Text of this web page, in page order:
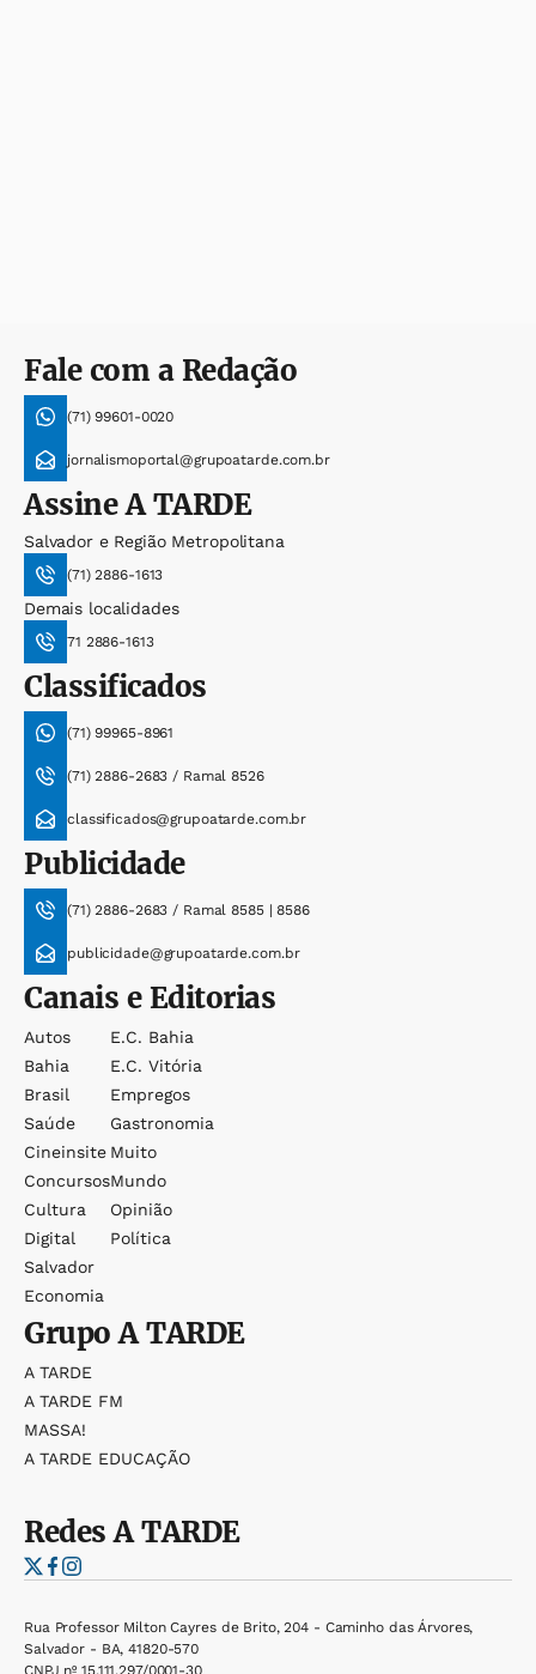
Fale com a Redação
(71) 99601-0020
jornalismoportal@grupoatarde.com.br
AssineA TARDE
Salvador e Região Metropolitana
(71) 2886-1613
Demais localidades
71 2886-1613
Classificados
(71) 99965-8961
(71) 2886-2683 / Ramal 8526
classificados@grupoatarde.com.br
Publicidade
(71) 2886-2683 / Ramal 8585 | 8586
publicidade@grupoatarde.com.br
Canais e Editorias
Autos
Bahia
Brasil
Saúde
Cineinsite
Concursos
Cultura
Digital
Salvador
Economia
E.c. Bahia
E.c. Vitória
Empregos
Gastronomia
Muito
Mundo
Opinião
Política
GrupoA TARDE
A TARDE
A TARDE FM
MASSA!
A TARDE EDUCAÇÃO
RedesA TARDE
Rua Professor Milton Cayres de Brito, 204 - Caminho das Árvores,
Salvador - BA, 41820-570
CNPJ nº 15.111.297/0001-30